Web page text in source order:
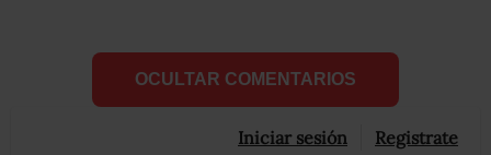
OCULTAR COMENTARIOS
Iniciar sesión Registrate